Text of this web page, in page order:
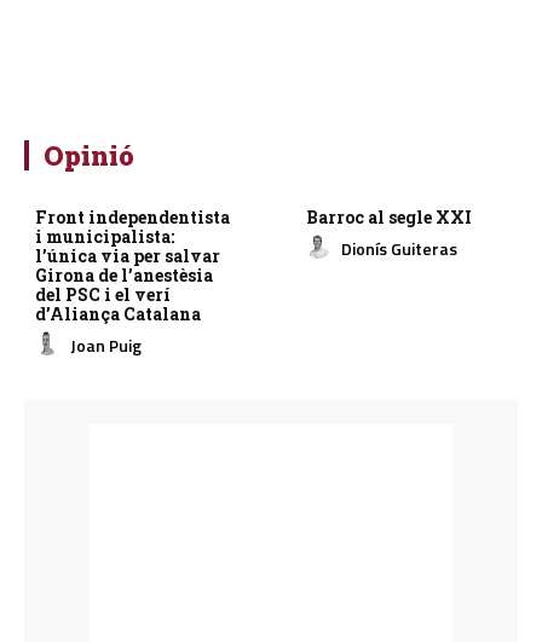
Opinió
Front independentista
i municipalista:
l’única via per salvar
Girona de l’anestèsia
del PSC i el verí
d’Aliança Catalana
Joan Puig
Barroc al segle XXI
Dionís Guiteras